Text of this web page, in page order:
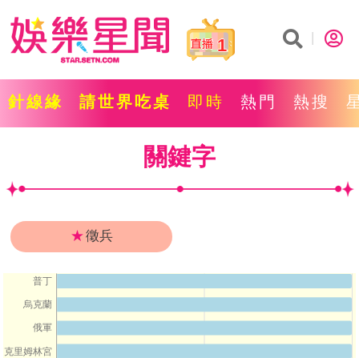
1
針線緣 請世界吃桌 即時 熱門 熱搜
關鍵字
★徵兵
普丁
烏克蘭
俄軍
克里姆林宮